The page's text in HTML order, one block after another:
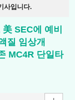
사입니다.
SEC에 예비
질 임상개
MC4R 단일타